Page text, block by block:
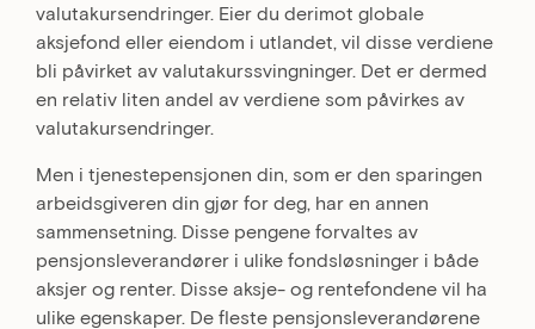
valutakursendringer. Eier du derimot globale
aksjefond eller eiendom i utlandet, vil disse verdiene
bli påvirket av valutakurssvingninger. Det er dermed
en relativ liten andel av verdiene som påvirkes av
valutakursendringer.
Men i tjenestepensjonen din, som er den sparingen
arbeidsgiveren din gjør for deg, har en annen
sammensetning. Disse pengene forvaltes av
pensjonsleverandører i ulike fondsløsninger i både
aksjer og renter. Disse aksje- og rentefondene vil ha
ulike egenskaper. De fleste pensjonsleverandørene